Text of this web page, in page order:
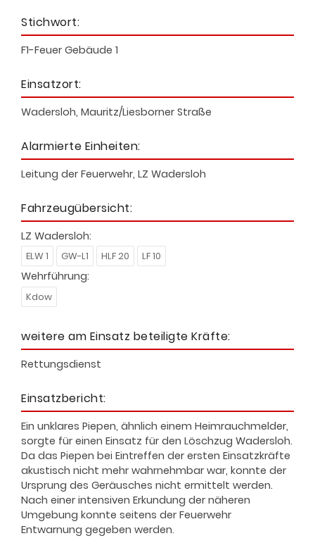
Stichwort:
F1-Feuer Gebäude 1
Einsatzort:
Wadersloh, Mauritz/Liesborner Straße
Alarmierte Einheiten:
Leitung der Feuerwehr, LZ Wadersloh
Fahrzeugübersicht:
LZ Wadersloh:
ELW 1 GW-L1 HLF 20 LF 10
Wehrführung:
Kdow
weitere am Einsatz beteiligte Kräfte:
Rettungsdienst
Einsatzbericht:
Ein unklares Piepen, ähnlich einem Heimrauchmelder,
sorgte für einen Einsatz für den Löschzug Wadersloh.
Da das Piepen bei Eintreffen der ersten Einsatzkräfte
akustisch nicht mehr wahrnehmbar war, konnte der
Ursprung des Geräusches nicht ermittelt werden.
Nach einer intensiven Erkundung der näheren
Umgebung konnte seitens der Feuerwehr
Entwarnung gegeben werden.